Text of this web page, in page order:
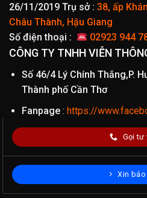
26/11/2019 Trụ sở : 38, ấp
Châu Thành, Hậu Giang
Số điện thoại :
02923 944
CÔNG TY TNHH VIỄN
Số 46/4 Lý Chính Thắng,P.
Thành phố Cần Thơ
Fanpage: https://
Gọi tư
Xin báo